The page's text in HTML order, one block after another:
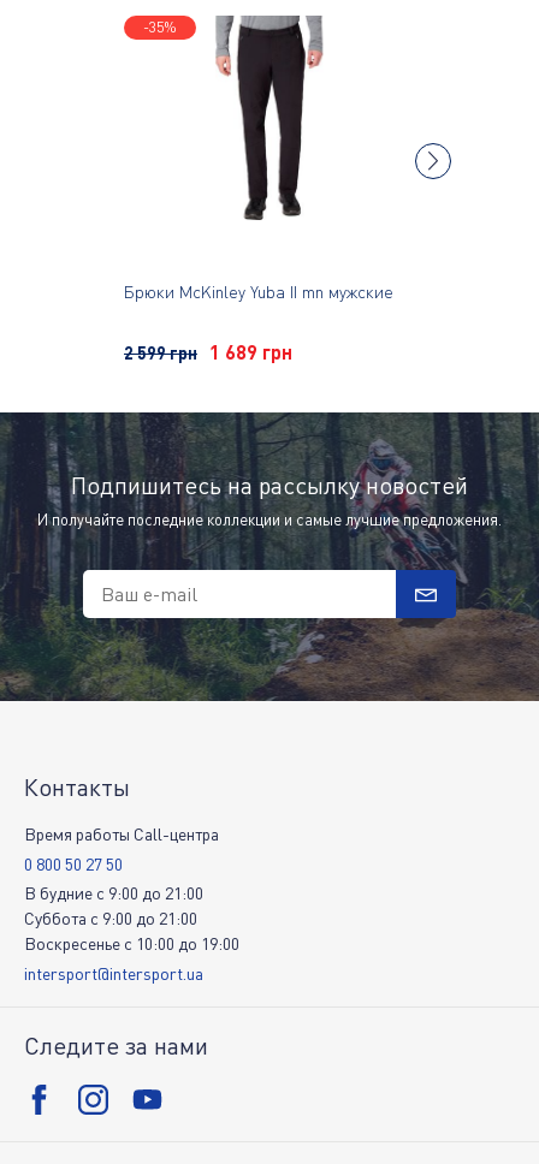
-35%
Брюки McKinley Yuba II mn мужские
2 599 грн 1 689 грн
Подпишитесь на рассылку новостей
И получайте последние коллекции и самые лучшие предложения.
Ваш e-mail
Контакты
Время работы Call-центра
0 800 50 27 50
В будние c 9:00 до 21:00
Суббота c 9:00 до 21:00
Воскресенье c 10:00 до 19:00
intersport@intersport.ua
Следите за нами